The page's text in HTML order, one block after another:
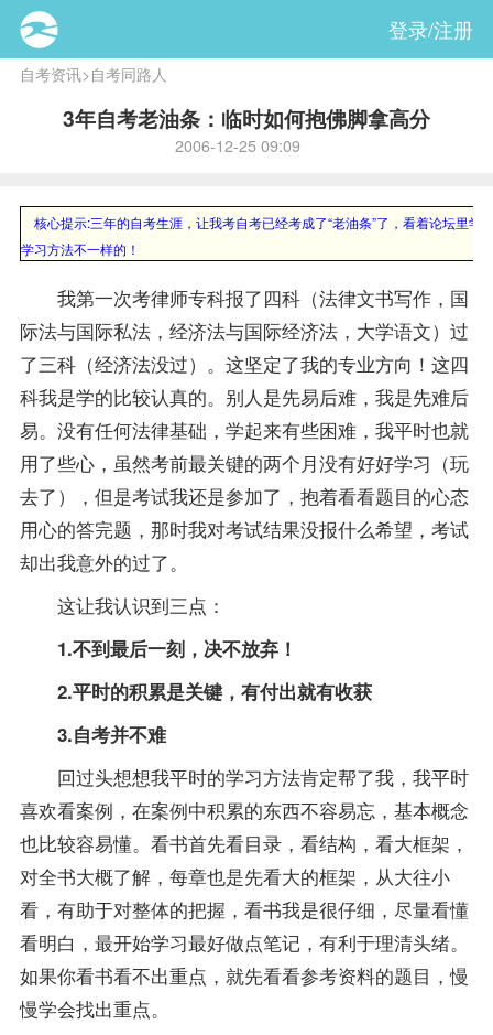
登录/注册
自考资讯>自考同路人
3年自考老油条：临时如何抱佛脚拿高分
2006-12-25 09:09
核心提示:三年的自考生涯，让我考自考已经考成了“老油条”了，看着论坛里
学习方法不一样的！
我第一次考律师专科报了四科（法律文书写作， 国
际法与国际私法，经济法与国际经济法， 大学语文）过
了三科（经济法没过）。这坚定了我的专业方向！这四
科我是学的比较认真的。别人是先易后难，我是先难后
易。没有任何法律基础，学起来有些困难，我平时也就
用了些心，虽然考前最关键的两个月没有好好学习（玩
去了），但是考试我还是参加了，抱着看看题目的心态
用心的答完题，那时我对考试结果没报什么希望，考试
却出我意外的过了。
这让我认识到三点：
1.不到最后一刻，决不放弃！
2.平时的积累是关键，有付出就有收获
3.自考并不难
回过头想想我平时的学习方法肯定帮了我，我平时
喜欢看案例，在案例中积累的东西不容易忘，基本概念
也比较容易懂。看书首先看目录，看结构，看大框架，
对全书大概了解，每章也是先看大的框架，从大往小
看，有助于对整体的把握，看书我是很仔细，尽量看懂
看明白，最开始学习最好做点笔记，有利于理清头绪。
如果你看书看不出重点，就先看看参考资料的题目，慢
慢学会找出重点。